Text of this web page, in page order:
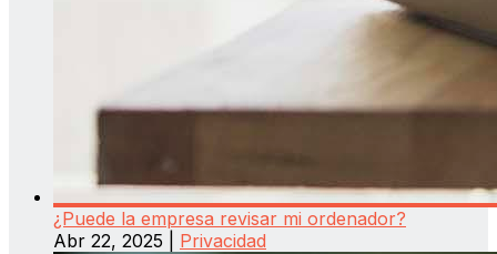
¿Puede la empresa revisar mi ordenador?
Abr 22, 2025
Privacidad